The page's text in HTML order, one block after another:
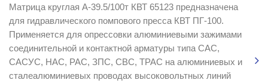
Матрица круглая А-39.5/100т КВТ 65123 предназначена
для гидравлического помпового пресса КВТ ПГ-100.
Применяется для опрессовки алюминиевыми зажимами
соединительной и контактной арматуры типа САС,
САСУС, НАС, РАС, ЗПС, СВС, ТРАС на алюминиевых и
сталеалюминиевых проводах высоковольтных линий